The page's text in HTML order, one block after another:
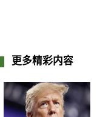
更多精彩内容